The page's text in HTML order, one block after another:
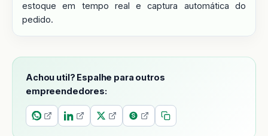
estoque em tempo real e captura automática do
pedido.
Achou util? Espalhe para outros
empreendedores: